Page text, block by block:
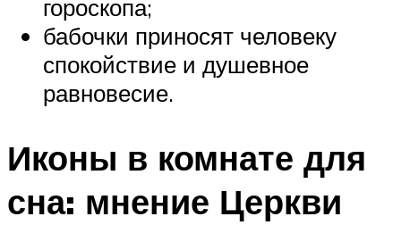
гороскопа;
бабочки приносят человеку
спокойствие и душевное
равновесие.
Иконы в комнате для
сна: мнение Церкви